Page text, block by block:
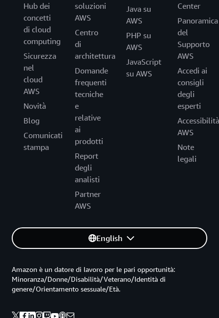
Hub dei
concetti
di cloud
computing
Sicurezza
nel
cloud
AWS
Novità
Blog
Comunicati
stampa
soluzioni
AWS
Centro
di
architettura
Domande
frequenti
tecniche
e
relative
ai
prodotti
Report
degli
analisti
Partner
AWS
Java su
AWS
PHP su
AWS
JavaScript
su AWS
Center
Panoramica
del
Supporto
AWS
Accedi ai
consigli
degli
esperti
Accessibilità
AWS
Note
legali
English
Amazon è un datore di lavoro per le pari opportunità:
Minoranza/Donne/Disabilità/Veterano/Identità di
genere/Orientamento sessuale/Età.